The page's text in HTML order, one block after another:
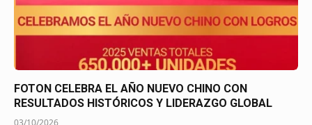
FOTON CELEBRA EL AÑO NUEVO CHINO CON
RESULTADOS HISTÓRICOS Y LIDERAZGO GLOBAL
03/10/2026